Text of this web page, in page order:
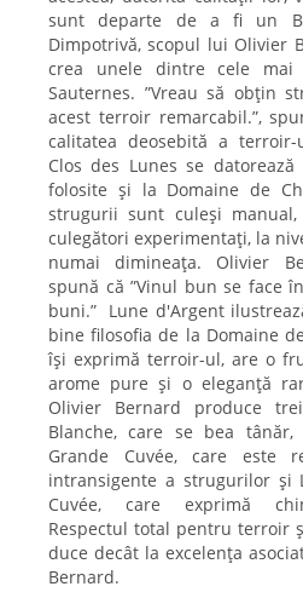
sunt departe de a fi un
Dimpotrivă, scopul lui Olivier
crea unele dintre cele
Sauternes. ”Vreau să obțin
acest terroir remarcabil.”,
calitatea deosebită a
Clos des Lunes se
folosite și la Domaine de
strugurii sunt culeși
culegători experimentați, la
numai dimineața. Olivier
spună că ”Vinul bun se face
buni.” Lune d'Argent
bine filosofia de la Domaine
își exprimă terroir-ul, are o
arome pure și o eleganță
Olivier Bernard produce
Blanche, care se bea tânăr,
Grande Cuvée, care este
intransigente a strugurilor și
Cuvée, care exprimă
Respectul total pentru terroir
duce decât la excelența
Bernard.